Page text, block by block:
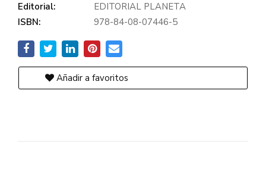
Editorial:
EDITORIAL PLANETA
ISBN:
978-84-08-07446-5
Añadir a favoritos